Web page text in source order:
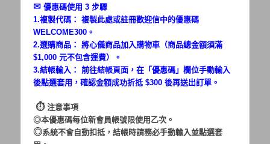
帳號：
密碼：
✉︎ 優惠碼使用 3 步驟
1.複製代碼： 複製此處或註冊歡迎信中的優惠碼
WELCOME300。
2.選購商品： 將心儀商品加入購物車（商品總金額須滿
$1,000 元不包含運費）。
3.結帳輸入： 前往結帳頁面，在「優惠碼 」欄位手動輸入
後點選套用，確認金額成功折抵 $300 後再送出訂單。
⏱︎ 注意事項
◎本優惠碼每位新會員帳號限使用乙次。
◎系統不會自動扣抵，結帳時請務必手動輸入並點選套